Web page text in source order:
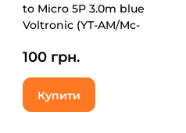
to Micro 5P 3.0m blue
Voltronic (YT-AM/Mc-
100 грн.
Купити